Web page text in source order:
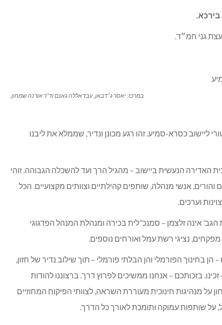
בירכא.
גני חמ״ד.
במרכז: יאסר ג׳דבאן, עבדאללה גאנם וד”ר אורנה שמחון.
ליישוב כסרא-סמיע. זהו רגע מכונן ונדיר, שממלא את ליבנו
האדירה הנעשית ביישוב – מהגיל הרך ועד להשכלה הגבוהה. זוהי
אנשי מנהלה, שותפים קהילתיים וצוותים מקצועיים. הכל
וערכים.
הגב’ אינה זלצמן – סמנכ”לית בכירה ומנהלת המנהל הפדגוגי
נציגי רשת עמל ואורחים נוספים.
בחינוך הפורמלי והן הבלתי פורמלי – תוך שילוב נדיר של חזון,
בזכותכם – אנחנו ממשיכים לפרוץ דרך. ברצוננו להודות
מנהיגות חינוכית מעוררת השראה, לצוותי הפיקוח המחוזיים
על שותפות עמוקה ותומכת לאורך כל הדרך.